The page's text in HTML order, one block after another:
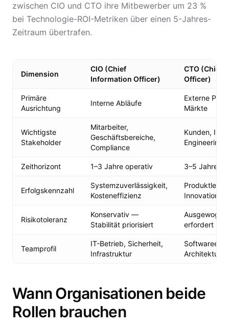
zwischen CIO und CTO ihre Mitbewerber um 23 %
bei Technologie-ROI-Metriken über einen 5-Jahres-
Zeitraum übertrafen.
Dimension
CIO (Chief
Information Officer)
CTO (Chief
Officer)
Primäre
Ausrichtung
Interne Abläufe
Externe
Märkte
Wichtigste
Stakeholder
Mitarbeiter,
Geschäftsbereiche,
Compliance
Kunden,
Engineering-
Zeithorizont 1–3 Jahre operativ 3–5 Jahre
Erfolgskennzahl
Systemzuverlässigkeit,
Kosteneffizienz
Risikotoleranz
Konservativ —
Stabilität priorisiert
erfordert
Teamprofil
IT-Betrieb, Sicherheit,
Infrastruktur
Architektur,
Wann Organisationen beide
Rollen brauchen